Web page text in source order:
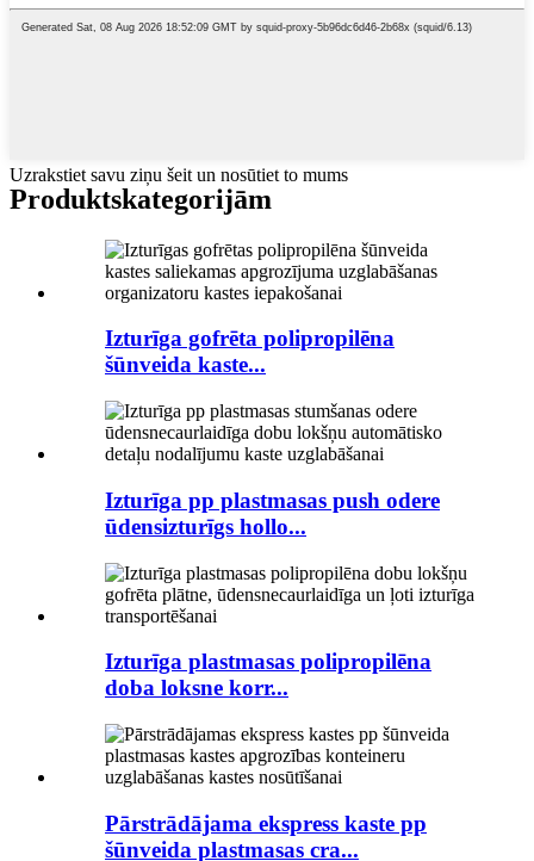
Uzrakstiet savu ziņu šeit un nosūtiet to mums
Produktskategorijām
Izturīga gofrēta polipropilēna
šūnveida kaste...
Izturīga pp plastmasas push odere
ūdensizturīgs hollo...
Izturīga plastmasas polipropilēna
doba loksne korr...
Pārstrādājama ekspress kaste pp
šūnveida plastmasas cra...